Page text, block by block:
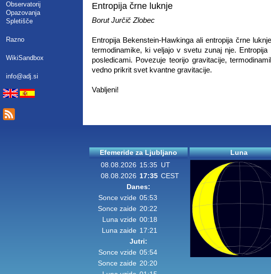
Observatorij
Opazovanja
Spletišče
Razno
WikiSandbox
info@adj.si
Entropija črne luknje
Borut Jurčič Zlobec
Entropija Bekenstein-Hawkinga ali entropija črne
termodinamike, ki veljajo v svetu zunaj nje.
posledicami. Povezuje teorijo gravitacije,
vedno prikrit svet kvantne gravitacije.
Vabljeni!
Efemeride za Ljubljano
08.08.2026 15:35 UT
08.08.2026 17:35 CEST
Danes:
Sonce vzide 05:53
Sonce zaide 20:22
Luna vzide 00:18
Luna zaide 17:21
Jutri:
Sonce vzide 05:54
Sonce zaide 20:20
Luna